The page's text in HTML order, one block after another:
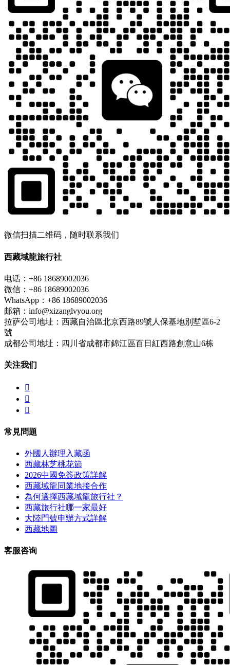
微信扫描二维码，随时联系我们
西藏域龍旅行社
电话：+86 18689002036
微信：+86 18689002036
WhatsApp：+86 18689002036
邮箱：info@xizanglvyou.org
拉萨公司地址：西藏自治區北京西路89號人保基地別墅區6-2
號
成都公司地址：四川省成都市錦江區百日紅西路創意山6栋
关注我们



常見問題
外國人辦理入藏函
西藏林芝桃花節
2026中國免簽政策詳解
西藏域龍同業地接合作
為何選擇西藏域龍旅行社？
西藏旅行社哪一家最好
大陸門號申辦方式詳解
西藏地圖
客服咨询